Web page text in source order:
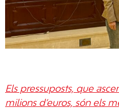
Els pressuposts, que
milions d’euros, són els